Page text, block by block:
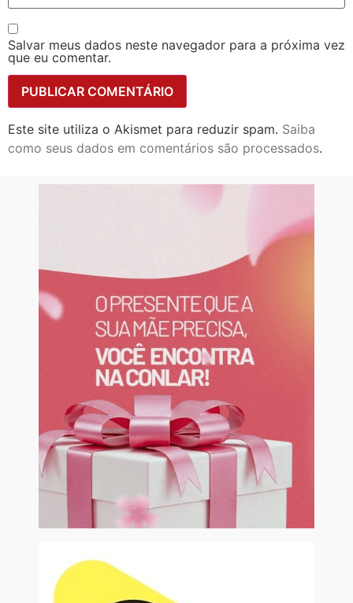
Salvar meus dados neste navegador para a próxima vez
que eu comentar.
Este site utiliza o Akismet para reduzir spam. Saiba
como seus dados em comentários são processados.